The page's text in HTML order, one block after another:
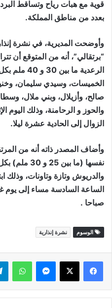
قوية مع هبات رياح وتساقط البرد
بعدد من مناطق المملكة.
وأوضحت المديرية، في نشرة
“برتقالي”، أنه من المتوقع أن
الرعدية ما
الخميسات، وسيدي سليمان،
صالح، وأزيلال، وبني ملال،
والحوز و الرحامنة، وذلك اليوم
الزوال إلى الحادية عشرة ليلا.
وأضاف المصدر ذاته أنه من
نفسها (ما
والدريوش وتازة وتاونات، وذلك
الساعة السادسة مساء إلى يوم
صباحا .
الوسوم نشرة إنذارية
واتساب